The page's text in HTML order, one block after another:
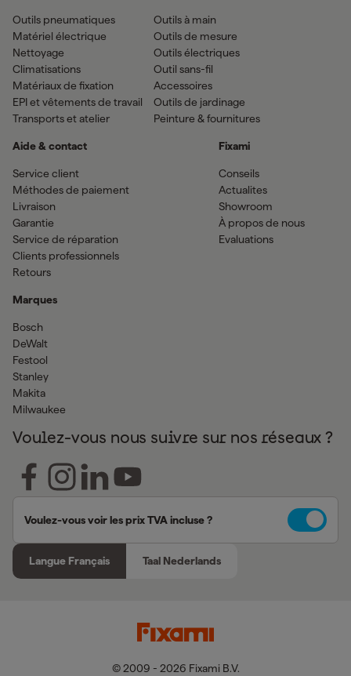
Outils pneumatiques
Matériel électrique
Nettoyage
Climatisations
Matériaux de fixation
EPI et vêtements de travail
Transports et atelier
Outils à main
Outils de mesure
Outils électriques
Outil sans-fil
Accessoires
Outils de jardinage
Peinture & fournitures
Aide & contact
Service client
Méthodes de paiement
Livraison
Garantie
Service de réparation
Clients professionnels
Retours
Marques
Bosch
DeWalt
Festool
Stanley
Makita
Milwaukee
Fixami
Conseils
Actualites
Showroom
À propos de nous
Evaluations
Voulez-vous nous suivre sur nos réseaux ?
Voulez-vous voir les prix TVA incluse ?
Langue Français Taal Nederlands
© 2009 - 2026 Fixami B.V.